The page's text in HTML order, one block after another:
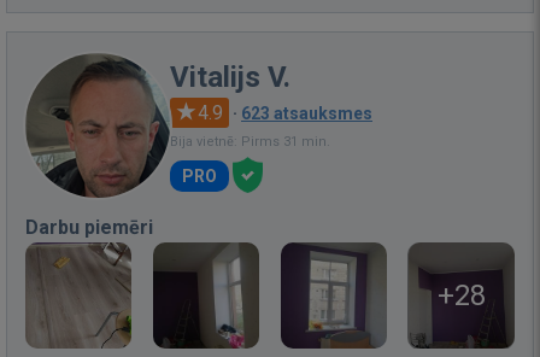
Vitalijs V.
4.9 · 623 atsauksmes
Bija vietnē: Pirms 31 min.
PRO
Darbu piemēri
+28